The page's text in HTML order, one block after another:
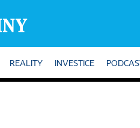
REALITY INVESTICE